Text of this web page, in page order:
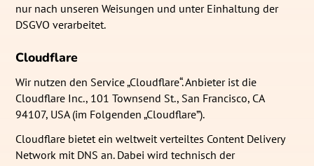
nur nach unseren Weisungen und unter Einhaltung der
DSGVO verarbeitet.
Cloudflare
Wir nutzen den Service „Cloudflare“. Anbieter ist die
Cloudflare Inc., 101 Townsend St., San Francisco, CA
94107, USA (im Folgenden „Cloudflare”).
Cloudflare bietet ein weltweit verteiltes Content Delivery
Network mit DNS an. Dabei wird technisch der